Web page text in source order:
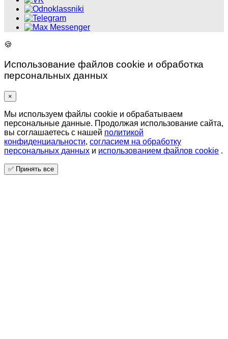
🍪
Использование файлов cookie и обработка
персональных данных
×
Мы используем файлы cookie и обрабатываем
персональные данные. Продолжая использование сайта,
вы соглашаетесь с нашей политикой
конфиденциальности, согласием на обработку
персональных данных и использованием файлов cookie .
✅ Принять все